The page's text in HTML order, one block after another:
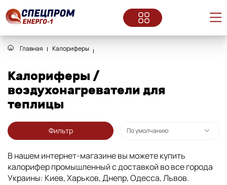
Главная Калориферы
Калориферы /
воздухонагреватели для
теплицы
Фильтр
В нашем интернет-магазине вы можете купить
калорифер промышленный с доставкой во все города
Украины: Киев, Харьков, Днепр, Одесса, Львов.